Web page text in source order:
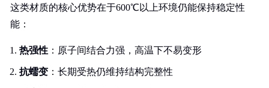
这类材质的核心优势在于600℃以上环境仍能保持稳定性
能：
热强性 ：原子间结合力强，高温下不易变形
抗蠕变 ：长期受热仍维持结构完整性